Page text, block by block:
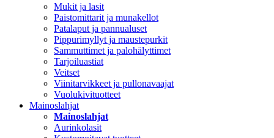
Mukit ja lasit
Paistomittarit ja munakellot
Patalaput ja pannualuset
Pippurimyllyt ja maustepurkit
Sammuttimet ja palohälyttimet
Tarjoiluastiat
Veitset
Viinitarvikkeet ja pullonavaajat
Vuolukivituotteet
Mainoslahjat
Mainoslahjat
Aurinkolasit